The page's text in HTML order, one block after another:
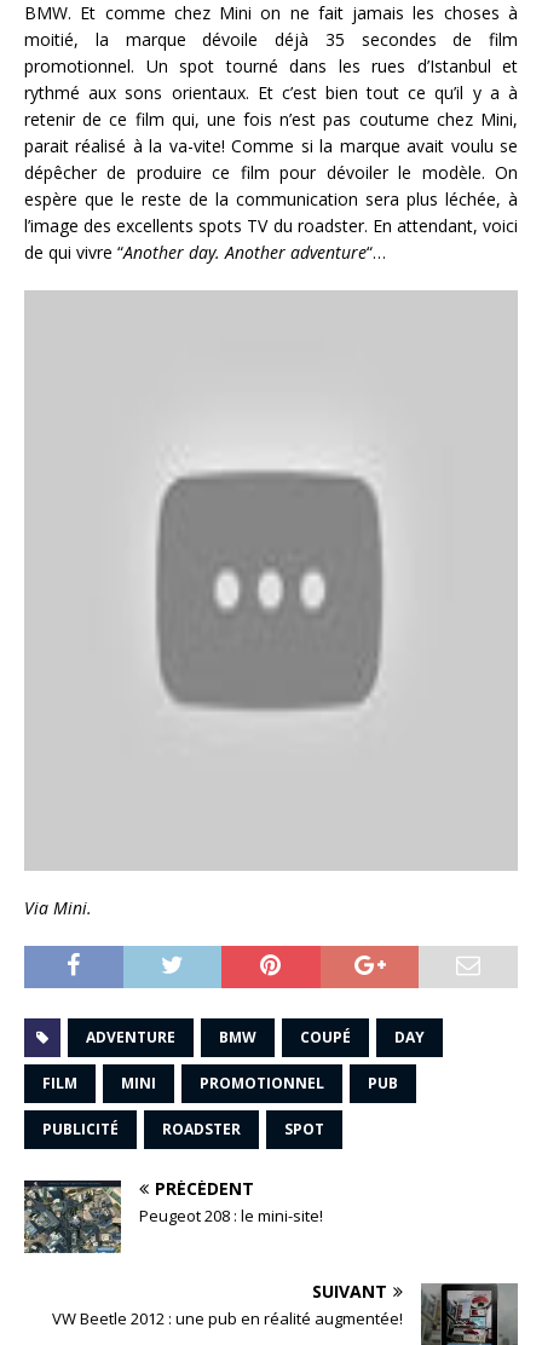
BMW. Et comme chez Mini on ne fait jamais les choses à
moitié, la marque dévoile déjà 35 secondes de film
promotionnel. Un spot tourné dans les rues d’Istanbul et
rythmé aux sons orientaux. Et c’est bien tout ce qu’il y a à
retenir de ce film qui, une fois n’est pas coutume chez Mini,
parait réalisé à la va-vite! Comme si la marque avait voulu se
dépêcher de produire ce film pour dévoiler le modèle. On
espère que le reste de la communication sera plus léchée, à
l’image des excellents spots TV du roadster. En attendant, voici
de qui vivre “Another day. Another adventure“…
Via Mini.
ADVENTURE BMW COUPÉ DAY
FILM MINI PROMOTIONNEL PUB
PUBLICITÉ ROADSTER SPOT
PRÉCÉDENT
Peugeot 208 : le mini-site!
SUIVANT
VW Beetle 2012 : une pub en réalité augmentée!